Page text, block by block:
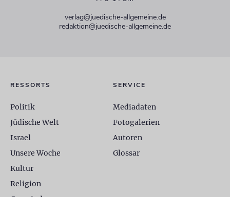
verlag@juedische-allgemeine.de
redaktion@juedische-allgemeine.de
RESSORTS
Politik
Jüdische Welt
Israel
Unsere Woche
Kultur
Religion
SERVICE
Mediadaten
Fotogalerien
Autoren
Glossar